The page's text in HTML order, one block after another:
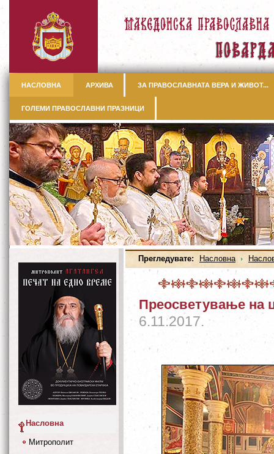
НАСЛОВНА АРХИВА ЗА ПРАВОСЛАВНАТА ВЕРА И ЖИВОТ...
ГОЛЕМИ ПРАВОСЛАВНИ ПРАЗНИЦИ
Прегледувате: Насловна
Преосветување на
6.11.2017.
Насловна
Митрополит